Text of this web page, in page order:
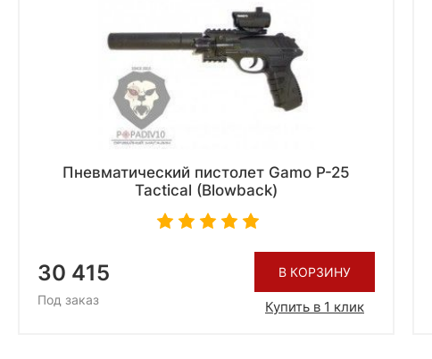
Пневматический пистолет Gamo P-25
Tactical (Blowback)
30 415
Под заказ
В КОРЗИНУ
Купить в 1 клик